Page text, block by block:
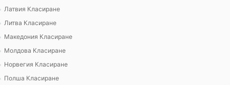
Латвия Класиране
Литва Класиране
Македония Класиране
Молдова Класиране
Норвегия Класиране
Полша Класиране